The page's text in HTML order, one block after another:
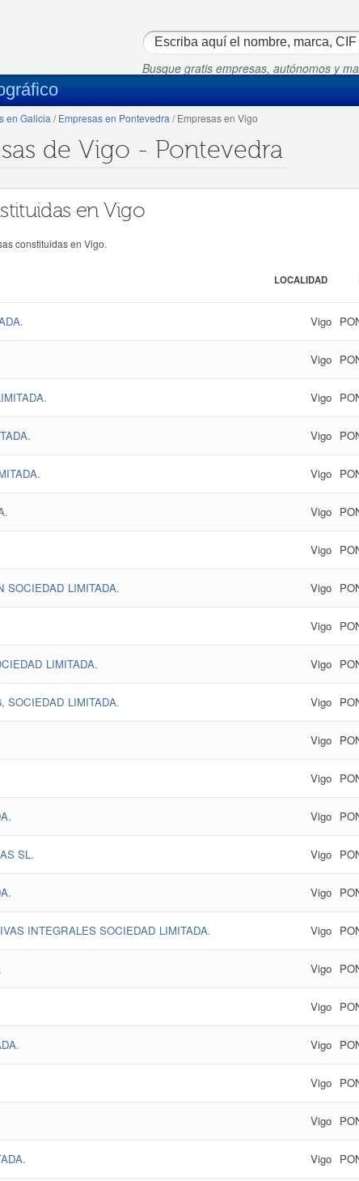
Busque gratis empresas, autónomos y
en Galicia /Empresas en Pontevedra / Empresas en Vigo
de Vigo - Pontevedra
en Vigo
constituidas en Vigo.
LOCALIDAD
Vigo
Vigo
Vigo
Vigo
Vigo
Vigo
Vigo
SOCIEDAD LIMITADA.
Vigo
Vigo
LIMITADA.
Vigo
SOCIEDAD LIMITADA.
Vigo
Vigo
Vigo
Vigo
SL.
Vigo
Vigo
INTEGRALES SOCIEDAD LIMITADA.
Vigo
Vigo
Vigo
Vigo
Vigo
Vigo
Vigo